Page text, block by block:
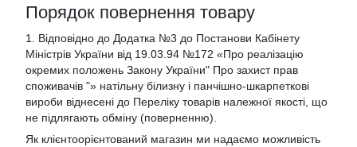
Порядок повернення товару
1. Відповідно до Додатка №3 до Постанови Кабінету
Міністрів України від 19.03.94 №172 «Про реалізацію
окремих положень Закону України" Про захист прав
споживачів "» натільну білизну і панчішно-шкарпеткові
вироби віднесені до Переліку товарів належної якості, що
не підлягають обміну (поверненню).
Як клієнтоорієнтований магазин ми надаємо можливість